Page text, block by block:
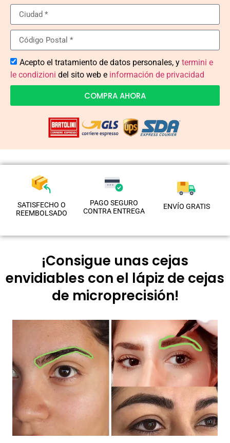
Acepto el tratamiento de datos personales, y termini e
le condizioni del sito web e información de privacidad
COMPRA AHORA
SATISFECHO O
REEMBOLSADO
PAGO SEGURO
CONTRA ENTREGA
ENVÍO GRATIS
¡Consigue unas cejas
envidiables con el lápiz de cejas
de microprecisión!